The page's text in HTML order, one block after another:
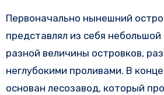
Первоначально нынешний
представлял из себя небольшой
разной величины островков,
неглубокими проливами. В
основан лесозавод, который